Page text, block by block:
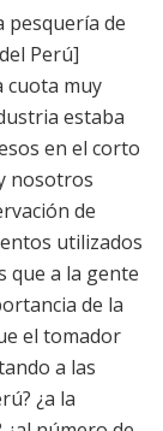
pesquería de
Perú]
cuota muy
estaba
en el corto
nosotros
de
utilizados
que a la gente
de la
el tomador
a las
¿a la